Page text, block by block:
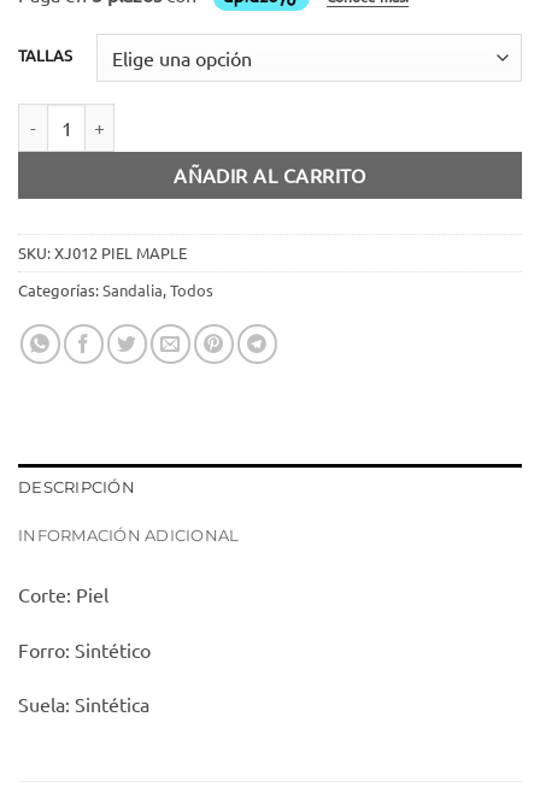
TALLAS
AÑADIR AL CARRITO
SKU:XJ012 PIEL MAPLE
Categorías:Sandalia,Todos
DESCRIPCIÓN
INFORMACIÓN ADICIONAL
Corte: Piel
Forro: Sintético
Suela: Sintética